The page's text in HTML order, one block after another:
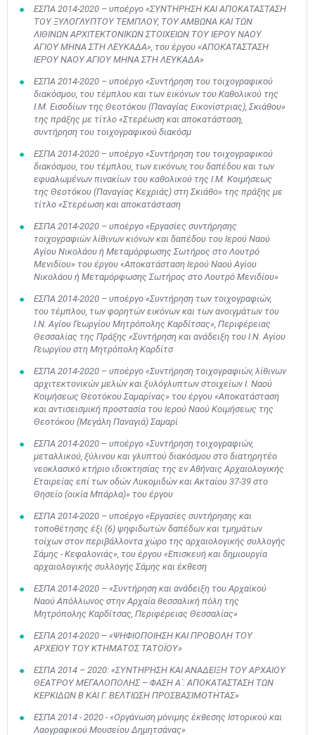
ΕΣΠΑ 2014-2020 – υποέργο «ΣΥΝΤΗΡΗΣΗ ΚΑΙ ΑΠΟΚΑΤΑΣΤΑΣΗ
ΤΟΥ ΞΥΛΟΓΛΥΠΤΟΥ ΤΕΜΠΛΟΥ, ΤΟΥ ΑΜΒΩΝΑ ΚΑΙ ΤΩΝ
ΛΙΘΙΝΩΝ ΑΡΧΙΤΕΚΤΟΝΙΚΩΝ ΣΤΟΙΧΕΙΩΝ ΤΟΥ ΙΕΡΟΥ ΝΑΟΥ
ΑΓΙΟΥ ΜΗΝΑ ΣΤΗ ΛΕΥΚΑΔΑ», του έργου «ΑΠΟΚΑΤΑΣΤΑΣΗ
ΙΕΡΟΥ ΝΑΟΥ ΑΓΙΟΥ ΜΗΝΑ ΣΤΗ ΛΕΥΚΑΔΑ»
ΕΣΠΑ 2014-2020 – υποέργο «Συντήρηση του τοιχογραφικού
διακόσμου, του τέμπλου και των εικόνων του Καθολικού της
Ι.Μ. Εισοδίων της Θεοτόκου (Παναγίας Εικονίστριας), Σκιάθου»
της πράξης με τίτλο «Στερέωση και αποκατάσταση,
συντήρηση του τοιχογραφικού διακόσμ
ΕΣΠΑ 2014-2020 – υποέργο «Συντήρηση του τοιχογραφικού
διακόσμου, του τέμπλου, των εικόνων, του δαπέδου και των
εφυαλωμένων πινακίων του καθολικού της Ι.Μ. Κοιμήσεως
της Θεοτόκου (Παναγίας Κεχριάς) στη Σκιάθο» της πράξης με
τίτλο «Στερέωση και αποκατάσταση
ΕΣΠΑ 2014-2020 – υποέργο «Εργασίες συντήρησης
τοιχογραφιών λίθινων κιόνων και δαπέδου του Ιερού Ναού
Αγίου Νικολάου ή Μεταμόρφωσης Σωτήρος στο Λουτρό
Μενιδίου» του έργου «Αποκατάσταση Ιερού Ναού Αγίου
Νικολάου ή Μεταμόρφωσης Σωτήρος στο Λουτρό Μενιδίου»
ΕΣΠΑ 2014-2020 – υποέργο «Συντήρηση των τοιχογραφιών,
του τέμπλου, των φορητών εικόνων και των ανοιγμάτων του
Ι.Ν. Αγίου Γεωργίου Μητρόπολης Καρδίτσας», Περιφέρειας
Θεσσαλίας της Πράξης «Συντήρηση και ανάδειξη του Ι.Ν. Αγίου
Γεωργίου στη Μητρόπολη Καρδίτσ
ΕΣΠΑ 2014-2020 – υποέργο «Συντήρηση τοιχογραφιών, λίθινων
αρχιτεκτονικών μελών και ξυλόγλυπτων στοιχείων Ι. Ναού
Κοιμήσεως Θεοτόκου Σαμαρίνας» του έργου «Αποκατάσταση
και αντισεισμική προστασία του Ιερού Ναού Κοιμήσεως της
Θεοτόκου (Μεγάλη Παναγιά) Σαμαρί
ΕΣΠΑ 2014-2020 – υποέργο «Συντήρηση τοιχογραφιών,
μεταλλικού, ξύλινου και γλυπτού διακόσμου στο διατηρητέο
νεοκλασικό κτήριο ιδιοκτησίας της εν Αθήναις Αρχαιολογικής
Εταιρείας επί των οδών Λυκομιδών και Ακταίου 37-39 στο
Θησείο (οικία Μπάρλα)» του έργου
ΕΣΠΑ 2014-2020 – υποέργο «Εργασίες συντήρησης και
τοποθέτησης έξι (6) ψηφιδωτών δαπέδων και τμημάτων
τοίχων στον περιβάλλοντα χώρο της αρχαιολογικής συλλογής
Σάμης - Κεφαλονιάς», του έργου «Επισκευή και δημιουργία
αρχαιολογικής συλλογής Σάμης και έκθεση
ΕΣΠΑ 2014-2020 – «Συντήρηση και ανάδειξη του Αρχαϊκού
Ναού Απόλλωνος στην Αρχαία θεσσαλική πόλη της
Μητρόπολης Καρδίτσας, Περιφέρειας Θεσσαλίας»
ΕΣΠΑ 2014-2020 – «ΨΗΦΙΟΠΟΙΗΣΗ ΚΑΙ ΠΡΟΒΟΛΗ ΤΟΥ
ΑΡΧΕΙΟΥ ΤΟΥ ΚΤΗΜΑΤΟΣ ΤΑΤΟΪΟΥ»
ΕΣΠΑ 2014 – 2020: «ΣΥΝΤΗΡΗΣΗ ΚΑΙ ΑΝΑΔΕΙΞΗ ΤΟΥ ΑΡΧΑΙΟΥ
ΘΕΑΤΡΟΥ ΜΕΓΑΛΟΠΟΛΗΣ – ΦΑΣΗ Α΄: ΑΠΟΚΑΤΑΣΤΑΣΗ ΤΩΝ
ΚΕΡΚΙΔΩΝ Β ΚΑΙ Γ. ΒΕΛΤΙΩΣΗ ΠΡΟΣΒΑΣΙΜΟΤΗΤΑΣ»
ΕΣΠΑ 2014 - 2020 - «Οργάνωση μόνιμης έκθεσης Ιστορικού και
Λαογραφικού Μουσείου Δημητσάνας»